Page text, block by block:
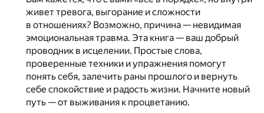
живет тревога, выгорание и сложности
в отношениях? Возможно, причина — невидимая
эмоциональная травма. Эта книга — ваш добрый
проводник в исцелении. Простые слова,
проверенные техники и упражнения помогут
понять себя, залечить раны прошлого и вернуть
себе спокойствие и радость жизни. Начните новый
путь — от выживания к процветанию.